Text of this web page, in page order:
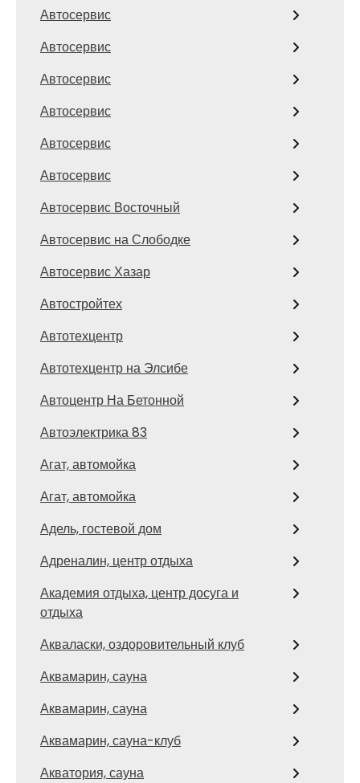
Автосервис
Автосервис
Автосервис
Автосервис
Автосервис
Автосервис
Автосервис Восточный
Автосервис на Слободке
Автосервис Хазар
Автостройтех
Автотехцентр
Автотехцентр на Элсибе
Автоцентр На Бетонной
Автоэлектрика 83
Агат, автомойка
Агат, автомойка
Адель, гостевой дом
Адреналин, центр отдыха
Академия отдыха, центр досуга и
отдыха
Акваласки, оздоровительный клуб
Аквамарин, сауна
Аквамарин, сауна
Аквамарин, сауна-клуб
Акватория, сауна